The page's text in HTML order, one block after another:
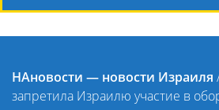
НАновости — новости Израиля
запретила Израилю участие в